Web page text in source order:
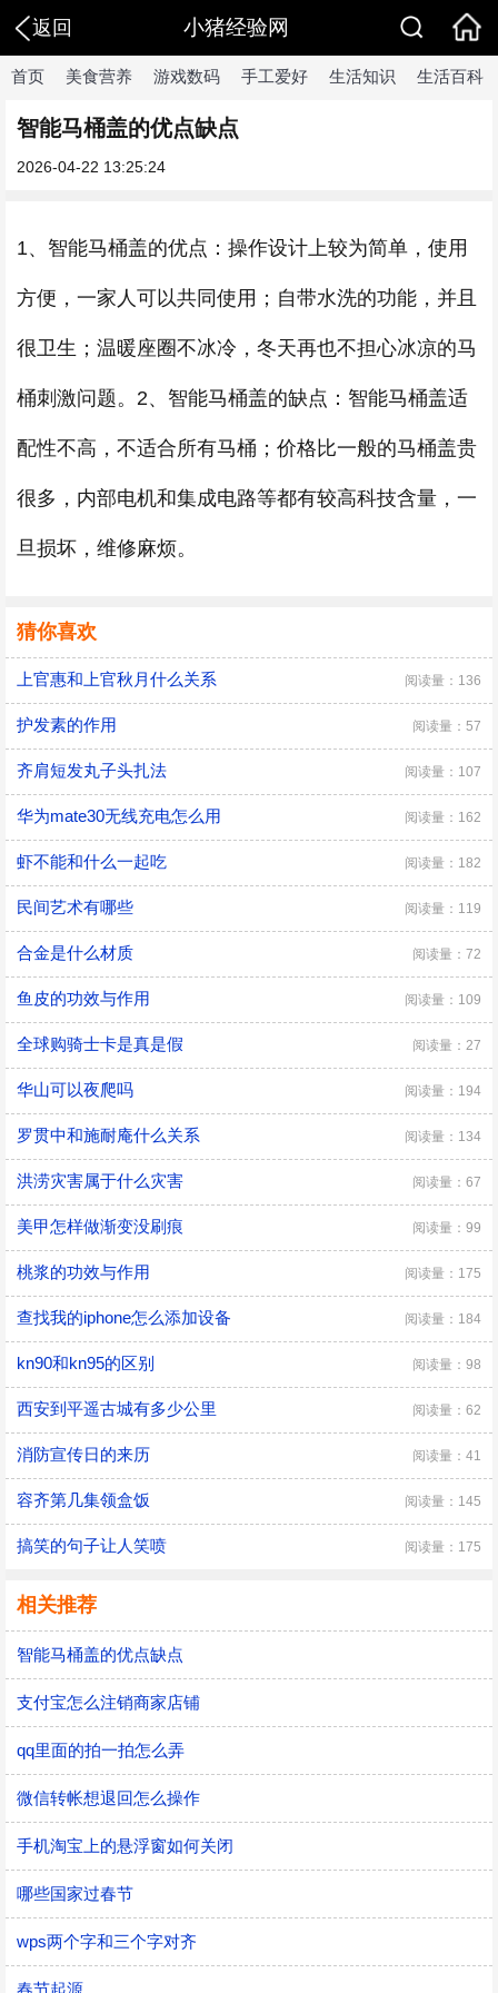
返回 小猪经验网
首页 美食营养 游戏数码 手工爱好 生活知识 生活百科
智能马桶盖的优点缺点
2026-04-22 13:25:24
1、智能马桶盖的优点：操作设计上较为简单，使用
方便，一家人可以共同使用；自带水洗的功能，并且
很卫生；温暖座圈不冰冷，冬天再也不担心冰凉的马
桶刺激问题。2、智能马桶盖的缺点：智能马桶盖适
配性不高，不适合所有马桶；价格比一般的马桶盖贵
很多，内部电机和集成电路等都有较高科技含量，一
旦损坏，维修麻烦。
猜你喜欢
上官惠和上官秋月什么关系 阅读量：136
护发素的作用 阅读量：57
齐肩短发丸子头扎法 阅读量：107
华为mate30无线充电怎么用 阅读量：162
虾不能和什么一起吃 阅读量：182
民间艺术有哪些 阅读量：119
合金是什么材质 阅读量：72
鱼皮的功效与作用 阅读量：109
全球购骑士卡是真是假 阅读量：27
华山可以夜爬吗 阅读量：194
罗贯中和施耐庵什么关系 阅读量：134
洪涝灾害属于什么灾害 阅读量：67
美甲怎样做渐变没刷痕 阅读量：99
桃浆的功效与作用 阅读量：175
查找我的iphone怎么添加设备 阅读量：184
kn90和kn95的区别 阅读量：98
西安到平遥古城有多少公里 阅读量：62
消防宣传日的来历 阅读量：41
容齐第几集领盒饭 阅读量：145
搞笑的句子让人笑喷 阅读量：175
相关推荐
智能马桶盖的优点缺点
支付宝怎么注销商家店铺
qq里面的拍一拍怎么弄
微信转帐想退回怎么操作
手机淘宝上的悬浮窗如何关闭
哪些国家过春节
wps两个字和三个字对齐
春节起源